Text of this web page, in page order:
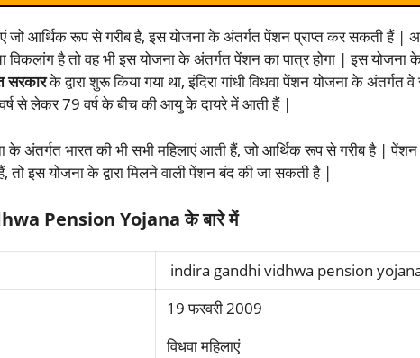
जो आर्थिक रूप से गरीब है, इस योजना के अंतर्गत पेंशन प्राप्त कर सकती हैं |
विकलांग है तो वह भी इस योजना के अंतर्गत पेंशन का पात्र होगा | इस योजना
सरकारके द्वारा शुरू किया गया था, इंदिरा गांधी विधवा पेंशन योजना के अंतर्गत
वर्ष से लेकर 79 वर्ष के बीच की आयु के दायरे में आती हैं |
के अंतर्गत भारत की भी सभी महिलाएं आती हैं, जो आर्थिक रूप से गरीब है | पेंशन
तो इस योजना के द्वारा मिलने वाली पेंशन बंद की जा सकती है |
Pension Yojana के बारे में
indira gandhi vidhwa pension
19 फरवरी 2009
विधवा महिलाएं